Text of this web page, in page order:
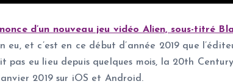
d’un nouveau jeu vidéo Alien, sous-titré
eu, et c’est en ce début d’année 2019 que
pas eu lieu depuis quelques mois, la 20th
2019 sur iOS et Android.